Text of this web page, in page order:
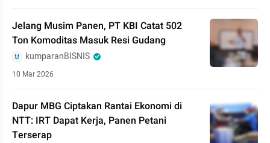
Jelang Musim Panen, PT KBI Catat 502
Ton Komoditas Masuk Resi Gudang
kumparanBISNIS
10 Mar 2026
Dapur MBG Ciptakan Rantai Ekonomi di
NTT: IRT Dapat Kerja, Panen Petani
Terserap